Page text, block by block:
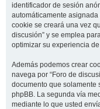
identificador de sesión
automáticamente
cookie se creará una vez
discusión” y se emplea
optimizar su experiencia
Además podemos crear
navega por “Foro de
documento que solamente
phpBB. La segunda vía
mediante lo que usted